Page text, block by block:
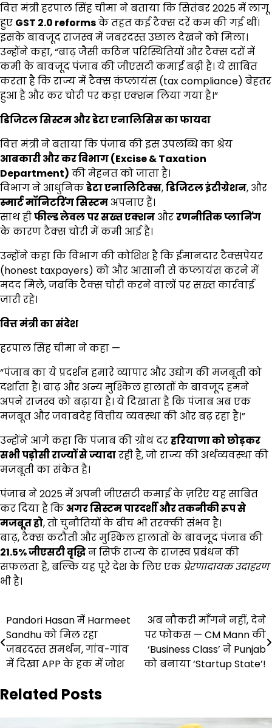
वित्त मंत्री हरपाल सिंह चीमा ने बताया कि सितंबर 2025 में लागू
हुए GST 2.0 reformsके तहत कई टैक्स दरें कम की गई थीं।
इसके बावजूद राजस्व में जबरदस्त उछाल देखने को मिला।
उन्होंने कहा, “बाढ़ जैसी कठिन परिस्थितियों और टैक्स दरों में
कमी के बावजूद पंजाब की जीएसटी कमाई बढ़ी है। ये साबित
करता है कि राज्य में टैक्स कंप्लायंस (tax compliance) बेहतर
हुआ है और कर चोरी पर कड़ा एक्शन लिया गया है।”
डिजिटल सिस्टम और डेटा एनालिसिस का फायदा
वित्त मंत्री ने बताया कि पंजाब की इस उपलब्धि का श्रेय
आबकारी और कर विभाग (Excise & Taxation
Department) की मेहनत को जाता है।
विभाग ने आधुनिकडेटा एनालिटिक्स,डिजिटल इंटीग्रेशन, और
स्मार्ट मॉनिटरिंग सिस्टमअपनाए हैं।
साथ हीफील्ड लेवल पर सख्त एक्शन औररणनीतिक प्लानिंग
के कारण टैक्स चोरी में कमी आई है।
उन्होंने कहा कि विभाग की कोशिश है कि ईमानदार टैक्सपेयर
(honest taxpayers) को और आसानी से कंप्लायंस करने में
मदद मिले, जबकि टैक्स चोरी करने वालों पर सख्त कार्रवाई
जारी रहे।
वित्त मंत्री का संदेश
हरपाल सिंह चीमा ने कहा —
“पंजाब का ये प्रदर्शन हमारे व्यापार और उद्योग की मजबूती को
दर्शाता है। बाढ़ और अन्य मुश्किल हालातों के बावजूद हमने
अपने राजस्व को बढ़ाया है। ये दिखाता है कि पंजाब अब एक
मजबूत और जवाबदेह वित्तीय व्यवस्था की ओर बढ़ रहा है।”
उन्होंने आगे कहा कि पंजाब की ग्रोथ दरहरियाणा को छोड़कर
सभी पड़ोसी राज्यों से ज्यादारही है, जो राज्य की अर्थव्यवस्था की
मजबूती का संकेत है।
पंजाब ने 2025 में अपनी जीएसटी कमाई के ज़रिए यह साबित
कर दिया है किअगर सिस्टम पारदर्शी और तकनीकी रूप से
मजबूत हो, तो चुनौतियों के बीच भी तरक्की संभव है।
बाढ़, टैक्स कटौती और मुश्किल हालातों के बावजूद पंजाब की
21.5%जीएसटी वृद्धिन सिर्फ राज्य के राजस्व प्रबंधन की
सफलता है, बल्कि यह पूरे देश के लिए एक प्रेरणादायक उदाहरण
भी है।
Post
navigation
Pandori Hasan में Harmeet
Sandhu को मिल रहा
जबरदस्त समर्थन, गांव-गांव
में दिखा APP के हक में जोश
अब नौकरी माँगने नहीं, देने
पर फोकस — CM Mann की
‘Business Class’ ने Punjab
को बनाया ‘Startup State’!
Related Posts